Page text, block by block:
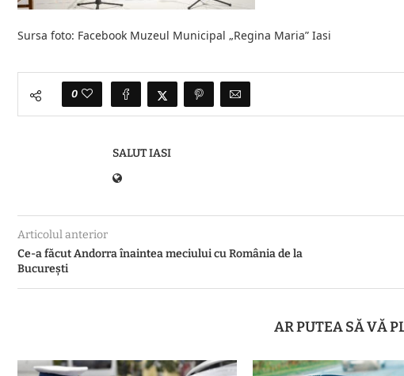
Sursa foto: Facebook Muzeul Municipal „Regina Maria” Iasi
0
SALUT IASI
Articolul anterior
Ce-a făcut Andorra înaintea meciului cu România de la
București
AR PUTEA SĂ VĂ